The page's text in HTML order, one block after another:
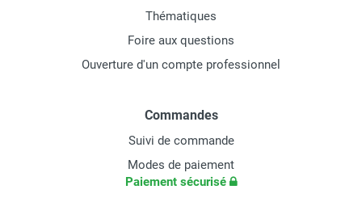
Thématiques
Foire aux questions
Ouverture d'un compte professionnel
Commandes
Suivi de commande
Modes de paiement
Paiement sécurisé